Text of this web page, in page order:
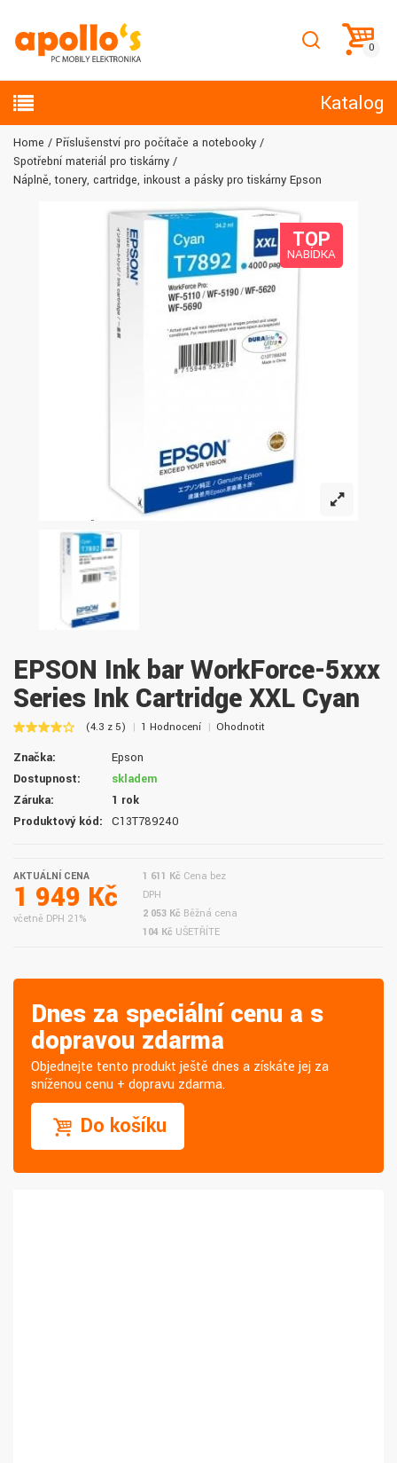
Katalog
Home
Příslušenství pro počítače a notebooky
Spotřební materiál pro tiskárny
Náplně, tonery, cartridge, inkoust a pásky pro tiskárny Epson
TOP
NABÍDKA
EPSON Ink bar WorkForce-5xxx
Series Ink Cartridge XXL Cyan
(4.3 z 5) 1 Hodnocení Ohodnotit
Značka:
Epson
Dostupnost:
skladem
Záruka:
1 rok
Produktový kód:
C13T789240
AKTUÁLNÍ CENA
1 949 Kč
včetně DPH 21%
1 611 Kč Cena bez
DPH
2 053 Kč Běžná cena
104 Kč UŠETŘÍTE
Dnes za speciální cenu a s
dopravou zdarma
Objednejte tento produkt ještě dnes a získáte jej za
sníženou cenu + dopravu zdarma.
Do košíku